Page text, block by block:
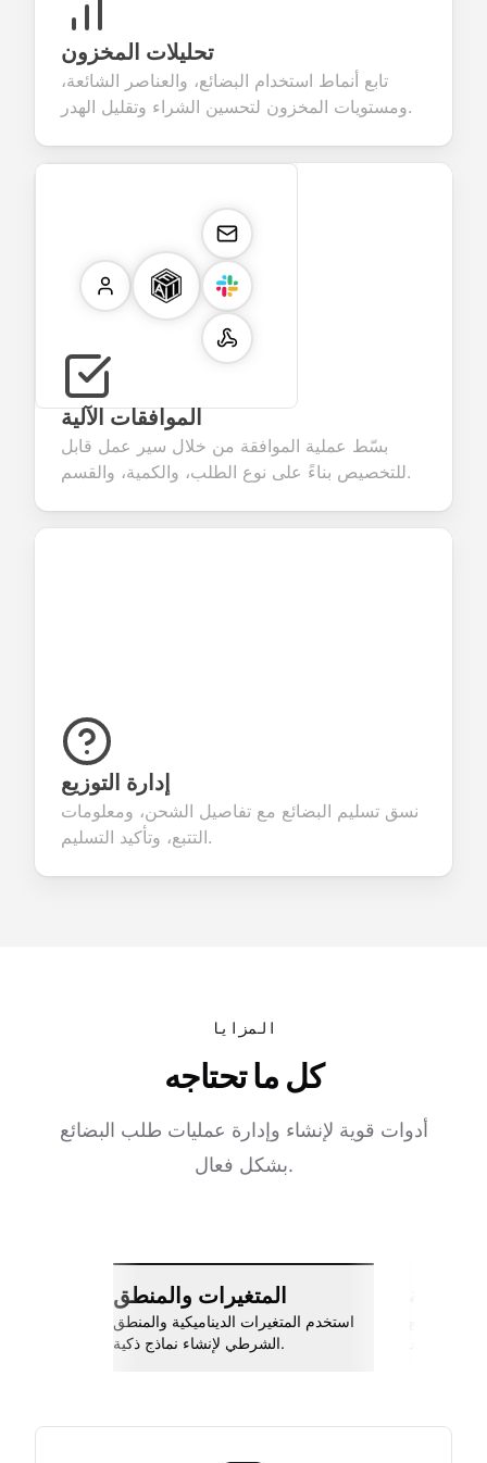
تحليلات المخزون
تابع أنماط استخدام البضائع، والعناصر الشائعة،
ومستويات المخزون لتحسين الشراء وتقليل الهدر.
الموافقات الآلية
بسّط عملية الموافقة من خلال سير عمل قابل
للتخصيص بناءً على نوع الطلب، والكمية، والقسم.
إدارة التوزيع
نسق تسليم البضائع مع تفاصيل الشحن، ومعلومات
التتبع، وتأكيد التسليم.
المزايا
كل ما تحتاجه
أدوات قوية لإنشاء وإدارة عمليات طلب البضائع
بشكل فعال.
المتغيرات والمنطق
استخدم المتغيرات الديناميكية والمنطق
الشرطي لإنشاء نماذج ذكية.